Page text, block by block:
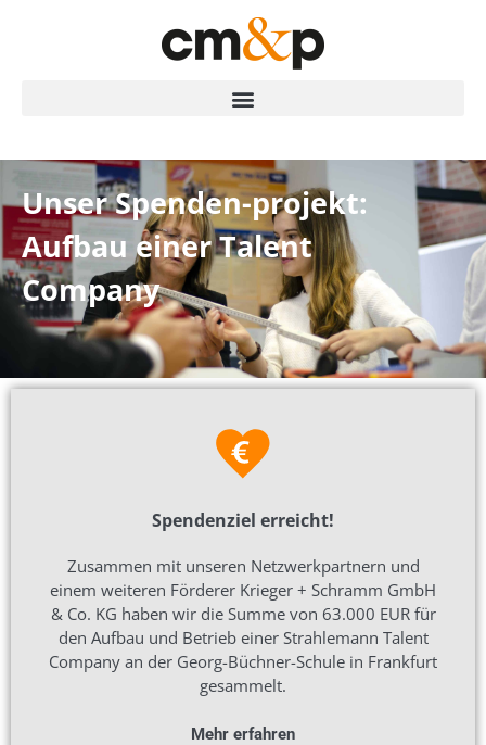
Unser Spenden-projekt:
Aufbau einer Talent
Company
Spendenziel erreicht!
Zusammen mit unseren Netzwerkpartnern und
einem weiteren Förderer Krieger + Schramm GmbH
& Co. KG haben wir die Summe von 63.000 EUR für
den Aufbau und Betrieb einer Strahlemann Talent
Company an der Georg-Büchner-Schule in Frankfurt
gesammelt.
Mehr erfahren